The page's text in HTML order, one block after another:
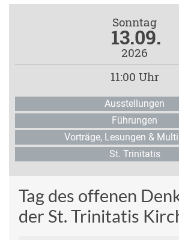
Sonntag
13.09.
2026
11:00 Uhr
Ausstellungen
Führungen
Vorträge, Lesungen &
St. Trinitatis
Tag des offenen
der St. Trinitatis